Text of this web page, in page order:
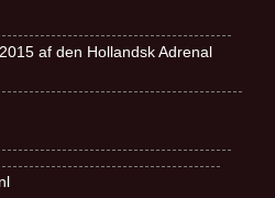
af den Hollandsk Adrenal